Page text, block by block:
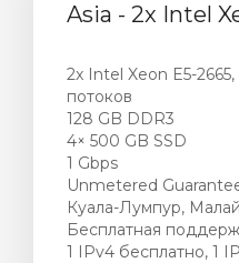
Asia - 2x Intel
2x Intel Xeon E5-
потоков
128 GB DDR3
4× 500 GB SSD
1 Gbps
Unmetered
Куала-Лумпур,
Бесплатная
1 IPv4 бесплатно, 1